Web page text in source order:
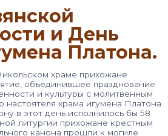
и День
Платона.
храме прихожане
объединившее празднование
и культуры с молитвенным
настоятеля храма игумена Платона
в этот день исполнилось бы 58
литургии прихожане крестным
канона прошли к могиле